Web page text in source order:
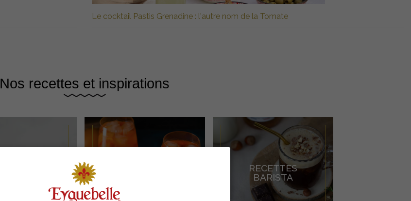
Le cocktail Pastis Grenadine : l'autre nom de la Tomate
Nos recettes et inspirations
RECETTES
BARISTA